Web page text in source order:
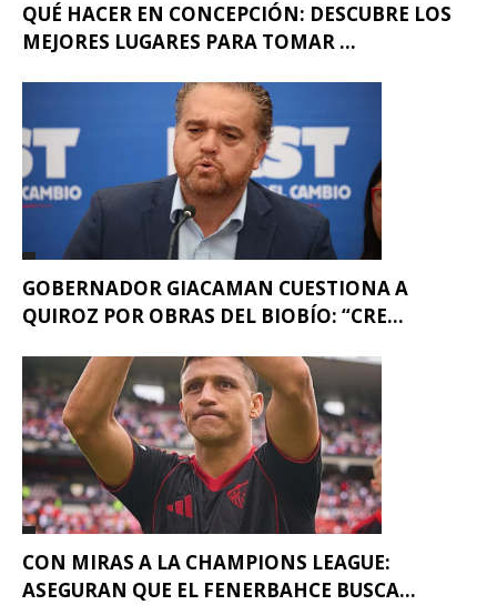
QUÉ HACER EN CONCEPCIÓN: DESCUBRE LOS
MEJORES LUGARES PARA TOMAR ...
GOBERNADOR GIACAMAN CUESTIONA A
QUIROZ POR OBRAS DEL BIOBÍO: “CRE...
CON MIRAS A LA CHAMPIONS LEAGUE:
ASEGURAN QUE EL FENERBAHCE BUSCA...